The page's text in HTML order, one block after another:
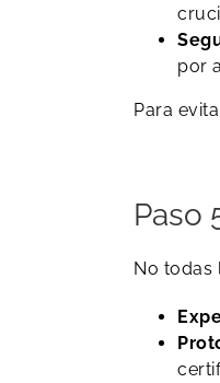
por
Para
Paso
No todas